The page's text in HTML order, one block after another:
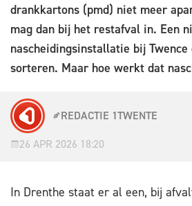
drankkartons (pmd) niet meer
mag dan bij het restafval in. Een
nascheidingsinstallatie bij
sorteren. Maar hoe werkt dat
REDACTIE 1TWENTE
26 APR 2026 18:20
In Drenthe staat er al een, bij